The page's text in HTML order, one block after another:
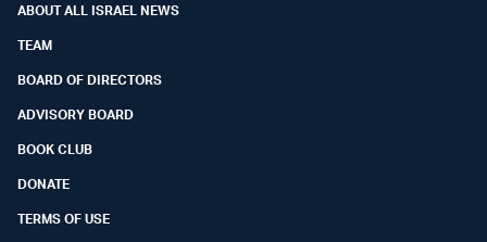
ABOUT ALL ISRAEL NEWS
TEAM
BOARD OF DIRECTORS
ADVISORY BOARD
BOOK CLUB
DONATE
TERMS OF USE